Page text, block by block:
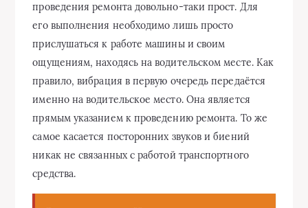
проведения ремонта довольно-таки прост. Для
его выполнения необходимо лишь просто
прислушаться к работе машины и своим
ощущениям, находясь на водительском месте. Как
правило, вибрация в первую очередь передаётся
именно на водительское место. Она является
прямым указанием к проведению ремонта. То же
самое касается посторонних звуков и биений
никак не связанных с работой транспортного
средства.